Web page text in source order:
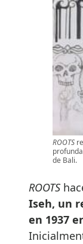
ROOTS
de Bali.
ROOTS
Iseh, un
en 1937